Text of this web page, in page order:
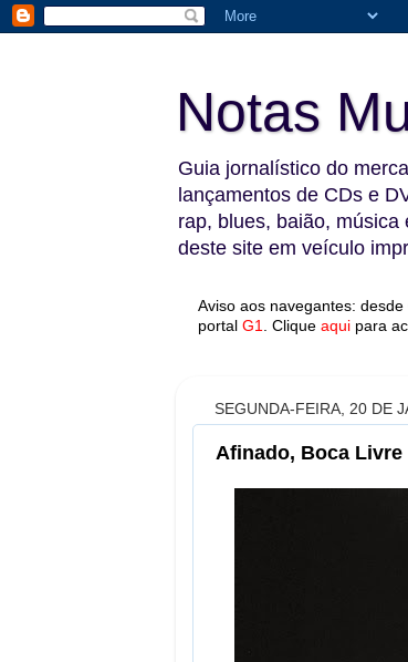
Notas
Guia jornalístico do
lançamentos de CDs e
rap, blues, baião,
deste site em veículo
Aviso aos navegantes:
portal G1 Clique aqui para
SEGUNDA-FEIRA, 20 DE
Afinado, Boca